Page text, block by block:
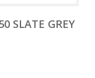
SLATE GREY